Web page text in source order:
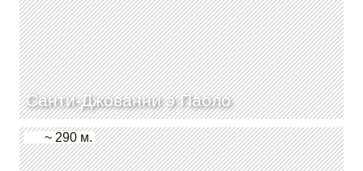
Санти-Джованни э Паоло
~ 290 м.